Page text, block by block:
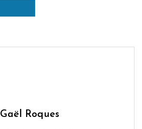
Gaël Roques